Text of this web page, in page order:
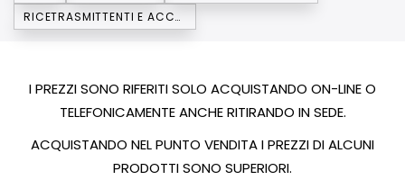
RICETRASMITTENTI E ACCESSORI
I PREZZI SONO RIFERITI SOLO ACQUISTANDO ON-LINE O
TELEFONICAMENTE ANCHE RITIRANDO IN SEDE.
ACQUISTANDO NEL PUNTO VENDITA I PREZZI DI ALCUNI
PRODOTTI SONO SUPERIORI.